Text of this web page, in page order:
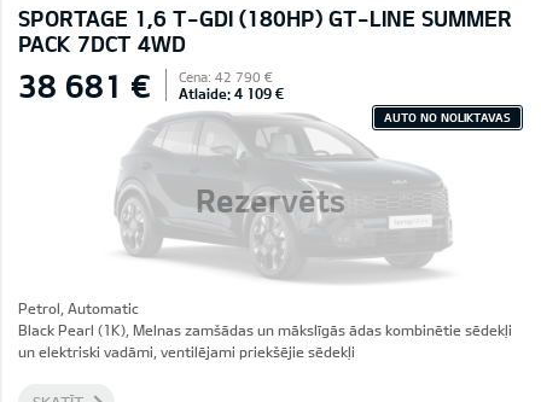
SPORTAGE 1,6 T-GDI (180HP) GT-LINE SUMMER
PACK 7DCT 4WD
Rezervēts
38 681 € Cena: 42 790 €
Atlaide: 4 109 €
AUTO NO NOLIKTAVAS
Petrol, Automatic
Black Pearl (1K), Melnas zamšādas un mākslīgās ādas kombinētie sēdekļi
un elektriski vadāmi, ventilējami priekšējie sēdekļi